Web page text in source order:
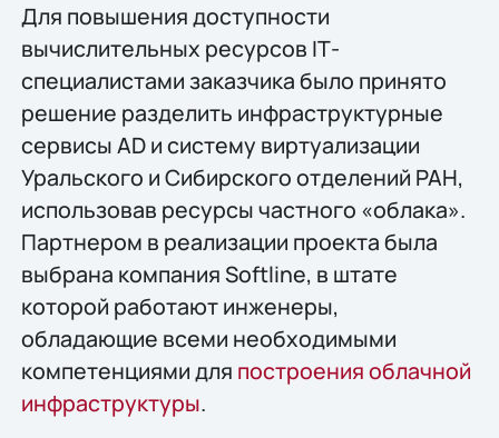
Для повышения доступности
вычислительных ресурсов IТ-
специалистами заказчика было принято
решение разделить инфраструктурные
сервисы AD и систему виртуализации
Уральского и Сибирского отделений РАН,
использовав ресурсы частного «облака».
Партнером в реализации проекта была
выбрана компания Softline, в штате
которой работают инженеры,
обладающие всеми необходимыми
компетенциями для построения облачной
инфраструктуры.